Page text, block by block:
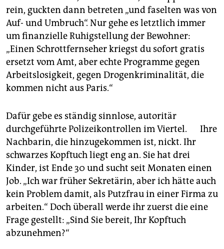
rein, guckten dann betreten „und faselten was von
Auf- und Umbruch“. Nur gehe es letztlich immer
um finanzielle Ruhigstellung der Bewohner:
„Einen Schrottfernseher kriegst du sofort gratis
ersetzt vom Amt, aber echte Programme gegen
Arbeitslosigkeit, gegen Drogenkriminalität, die
kommen nicht aus Paris.“
Dafür gebe es ständig sinnlose, autoritär
durchgeführte Polizeikontrollen im Viertel. Ihre
Nachbarin, die hinzugekommen ist, nickt. Ihr
schwarzes Kopftuch liegt eng an. Sie hat drei
Kinder, ist Ende 30 und sucht seit Monaten einen
Job. „Ich war früher Sekretärin, aber ich hätte auch
kein Problem damit, als Putzfrau in einer Firma zu
arbeiten.“ Doch überall werde ihr zuerst die eine
Frage gestellt: „Sind Sie bereit, Ihr Kopftuch
abzunehmen?“